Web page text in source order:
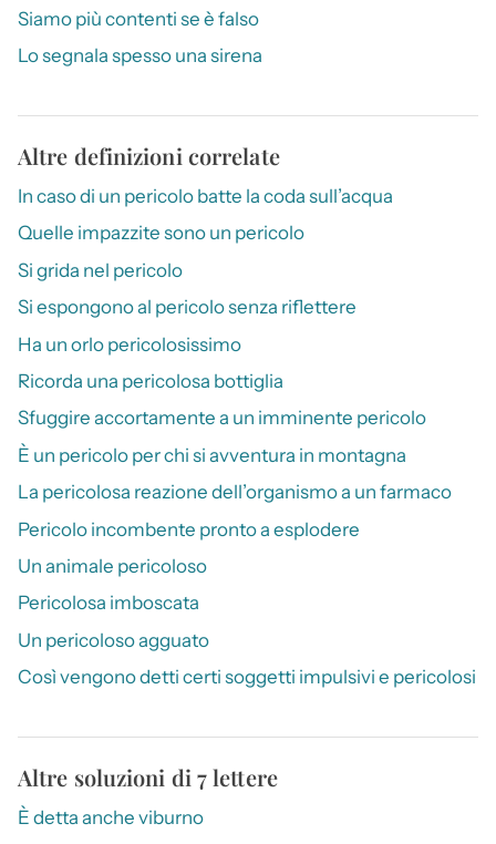
Siamo più contenti se è falso
Lo segnala spesso una sirena
Altre definizioni correlate
In caso di un pericolo batte la coda sull’acqua
Quelle impazzite sono un pericolo
Si grida nel pericolo
Si espongono al pericolo senza riflettere
Ha un orlo pericolosissimo
Ricorda una pericolosa bottiglia
Sfuggire accortamente a un imminente pericolo
È un pericolo per chi si avventura in montagna
La pericolosa reazione dell’organismo a un farmaco
Pericolo incombente pronto a esplodere
Un animale pericoloso
Pericolosa imboscata
Un pericoloso agguato
Così vengono detti certi soggetti impulsivi e pericolosi
Altre soluzioni di 7 lettere
È detta anche viburno